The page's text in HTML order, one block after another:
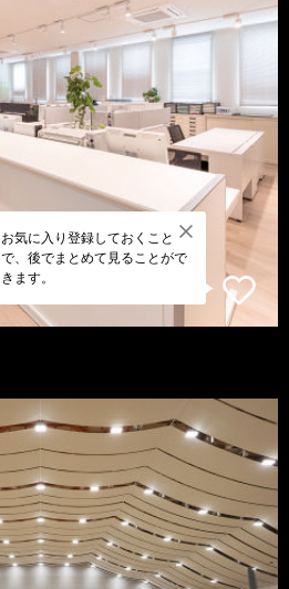
お気に入り登録しておくこと
で、後でまとめて見ることがで
きます。